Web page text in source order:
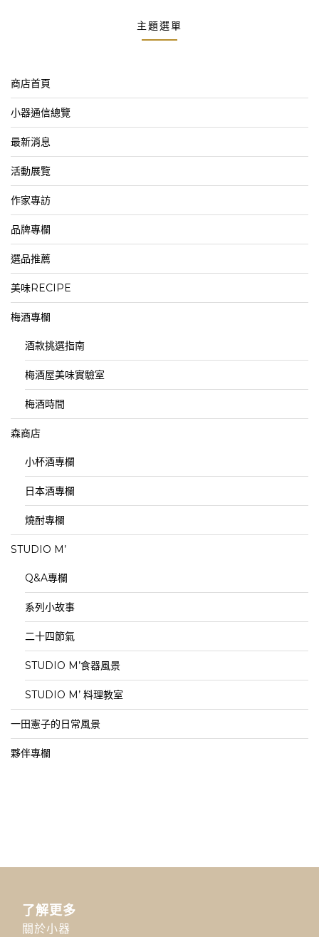
主題選單
商店首頁
小器通信總覽
最新消息
活動展覽
作家專訪
品牌專欄
選品推薦
美味RECIPE
梅酒專欄
酒款挑選指南
梅酒屋美味實驗室
梅酒時間
森商店
小杯酒專欄
日本酒專欄
燒酎專欄
STUDIO M’
Q&A專欄
系列小故事
二十四節氣
STUDIO M’食器風景
STUDIO M’ 料理教室
一田憲子的日常風景
夥伴專欄
了解更多
關於小器